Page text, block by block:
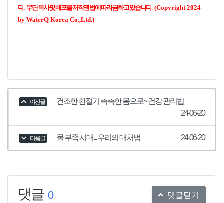
다. 무단 복사 및 배포를 저작권 법에 따라 금하고 있습니다. (Copyright 2024
by WaterQ Korea Co.,Ltd.)
이전글
건조한 환절기 촉촉한 몸으로~ 건강 관리법
24-06-20
다음글 물 부족 시대... 우리의 대처법 24-06-20
댓글 0 댓글닫기